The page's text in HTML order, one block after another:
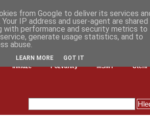
Inkluze Pozvánky MŠMT Čtení
from Google to deliver its services
IP address and user-agent are shared
with performance and security metrics to
generate usage statistics, and to
abuse.
LEARN MORE GOT IT